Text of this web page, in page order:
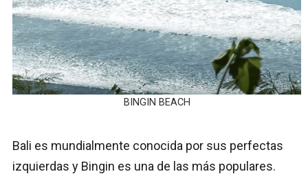
BINGIN BEACH
Bali es mundialmente conocida por sus perfectas
izquierdas y Bingin es una de las más populares.